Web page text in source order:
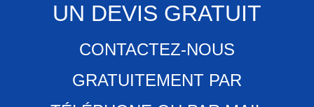
UN DEVIS GRATUIT
CONTACTEZ-NOUS
GRATUITEMENT PAR